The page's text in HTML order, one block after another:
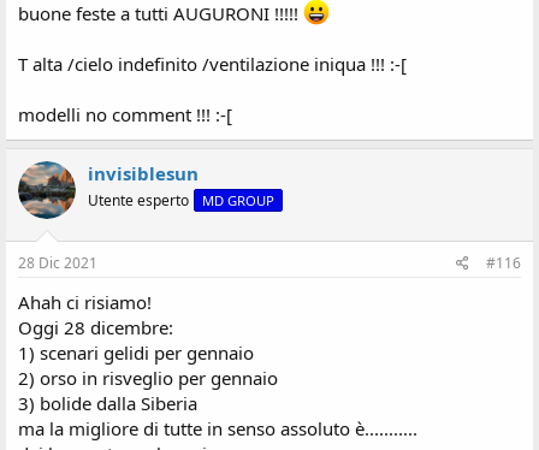
buone feste a tutti AUGURONI !!!!!
T alta /cielo indefinito /ventilazione iniqua !!! :-[
modelli no comment !!! :-[
invisiblesun
Utente esperto MD GROUP
28 Dic 2021 #116
Ahah ci risiamo!
Oggi 28 dicembre:
1) scenari gelidi per gennaio
2) orso in risveglio per gennaio
3) bolide dalla Siberia
ma la migliore di tutte in senso assoluto è...........